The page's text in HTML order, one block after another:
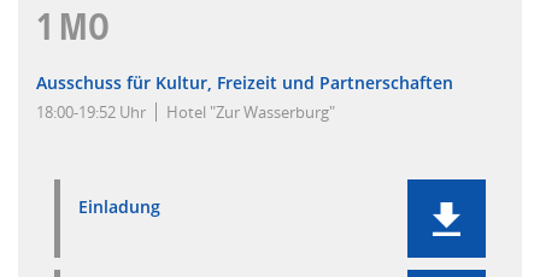
1 MO
Ausschuss für Kultur, Freizeit und Partnerschaften
18:00-19:52 Uhr Hotel "Zur Wasserburg"
Einladung